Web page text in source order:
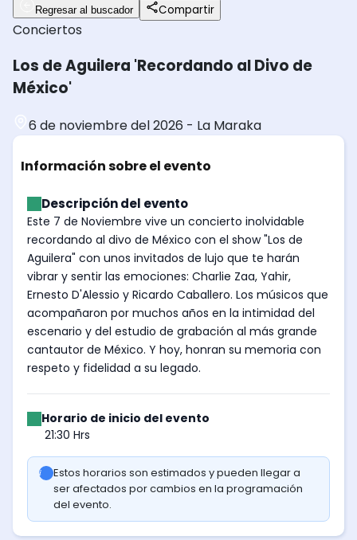
Regresar al buscador Compartir
Conciertos
Los de Aguilera 'Recordando al Divo de
México'
6 de noviembre del 2026 - La Maraka
Información sobre el evento
Descripción del evento
Este 7 de Noviembre vive un concierto inolvidable
recordando al divo de México con el show "Los de
Aguilera" con unos invitados de lujo que te harán
vibrar y sentir las emociones: Charlie Zaa, Yahir,
Ernesto D'Alessio y Ricardo Caballero. Los músicos que
acompañaron por muchos años en la intimidad del
escenario y del estudio de grabación al más grande
cantautor de México. Y hoy, honran su memoria con
respeto y fidelidad a su legado.
Horario de inicio del evento
21:30 Hrs
Estos horarios son estimados y pueden llegar a
ser afectados por cambios en la programación
del evento.